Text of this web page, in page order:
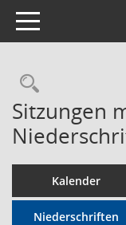
Toggle navigation
Sitzungen
Kalender
Niederschriften